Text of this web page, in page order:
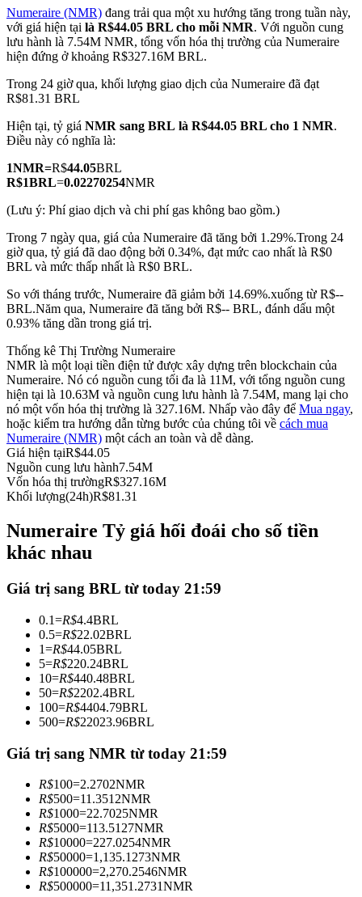
COIN-M Futures
Futures sử dụng token làm tài sản thế chấp
TradFi
Phái sinh cổ phiếu, ngoại hối, kim loại quý và hàng hóa
USDC Futures vĩnh cửu
Futures sử dụng USDC làm tài sản thế chấp
Sao chép Giao dịch
Trở thành Nhà giao dịch Sao chép
Tận hưởng chia sẻ lợi nhuận và hoa hồng giao dịch sao chép
Thông tin
Numeraire (NMR) đang trải qua một xu hướng tăng trong tuần này,
với giá hiện tại là R$44.05 BRL cho mỗi NMR. Với nguồn cung
lưu hành là 7.54M NMR, tổng vốn hóa thị trường của Numeraire
hiện đứng ở khoảng R$327.16M BRL.
Trong 24 giờ qua, khối lượng giao dịch của Numeraire đã đạt
R$81.31 BRL
Hiện tại, tỷ giá NMR sang BRL là R$44.05 BRL cho 1 NMR.
Điều này có nghĩa là:
1NMR=R$44.05BRL
R$1BRL=0.02270254NMR
(Lưu ý: Phí giao dịch và chi phí gas không bao gồm.)
Trong 7 ngày qua, giá của Numeraire đã tăng bởi 1.29%.Trong 24
giờ qua, tỷ giá đã dao động bởi 0.34%, đạt mức cao nhất là R$0
BRL và mức thấp nhất là R$0 BRL.
So với tháng trước, Numeraire đã giảm bởi 14.69%.xuống từ R$--
BRL.Năm qua, Numeraire đã tăng bởi R$-- BRL, đánh dấu một
0.93% tăng dần trong giá trị.
Thống kê Thị Trường Numeraire
NMR là một loại tiền điện tử được xây dựng trên blockchain của
Numeraire. Nó có nguồn cung tối đa là 11M, với tổng nguồn cung
hiện tại là 10.63M và nguồn cung lưu hành là 7.54M, mang lại cho
nó một vốn hóa thị trường là 327.16M. Nhấp vào đây để Mua ngay,
hoặc kiểm tra hướng dẫn từng bước của chúng tôi về cách mua
Numeraire (NMR) một cách an toàn và dễ dàng.
Giá hiện tạiR$44.05
Nguồn cung lưu hành7.54M
Vốn hóa thị trườngR$327.16M
Khối lượng(24h)R$81.31
Numeraire Tỷ giá hối đoái cho số tiền
khác nhau
Giá trị sang BRL từ today 21:59
0.1=R$4.4BRL
0.5=R$22.02BRL
1=R$44.05BRL
5=R$220.24BRL
10=R$440.48BRL
50=R$2202.4BRL
100=R$4404.79BRL
500=R$22023.96BRL
Giá trị sang NMR từ today 21:59
R$100=2.2702NMR
R$500=11.3512NMR
R$1000=22.7025NMR
R$5000=113.5127NMR
R$10000=227.0254NMR
R$50000=1,135.1273NMR
R$100000=2,270.2546NMR
R$500000=11,351.2731NMR